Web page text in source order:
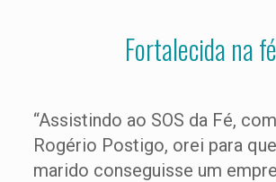
Fortalecida na fé
“Assistindo ao SOS da Fé,
Rogério Postigo, orei para
marido conseguisse um